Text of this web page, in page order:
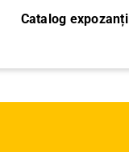
Catalog expozanți